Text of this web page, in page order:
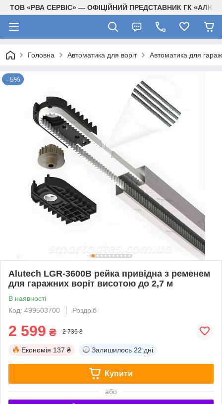
ТОВ «РВА СЕРВІС» — ОФІЦІЙНИЙ ПРЕДСТАВНИК ГК
Головна Автоматика для воріт Автоматика для
–5%
Alutech LGR-3600B рейка привідна з ременем
для гаражних воріт висотою до 2,7 м
В наявності
Код: 499503700
Роздріб
2 599 ₴ 2 736 ₴
Економія 137 ₴ Залишилось 22 дні
Купити
або